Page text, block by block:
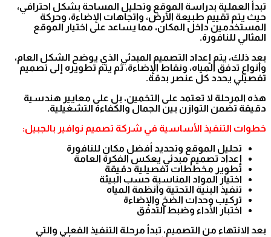
تبدأ العملية بدراسة الموقع وتحليل المساحة بشكل احترافي،
حيث يتم تقييم طبيعة الأرض، واتجاهات الإضاءة، وحركة
المستخدمين داخل المكان، مما يساعد على اختيار الموقع
المثالي للنافورة.
بعد ذلك، يتم إعداد التصميم المبدئي الذي يوضح الشكل العام،
وأنواع تدفق المياه، ونقاط الإضاءة، ثم يتم تطويره إلى تصميم
تفصيلي يحدد كل عنصر بدقة.
هذه المرحلة لا تعتمد على التخمين، بل على معايير هندسية
دقيقة تضمن التوازن بين الجمال والكفاءة التشغيلية.
خطوات التنفيذ الأساسية في شركة تصميم نوافير بالجبيل:
تحليل الموقع وتحديد أفضل مكان للنافورة
إعداد تصميم مبدئي يعكس الفكرة العامة
تطوير مخططات تفصيلية دقيقة
اختيار المواد المناسبة حسب البيئة
تنفيذ البنية التحتية وأنظمة المياه
تركيب وحدات الضخ والإضاءة
اختبار الأداء وضبط التدفق
بعد الانتهاء من التصميم، تبدأ مرحلة التنفيذ الفعلي والتي